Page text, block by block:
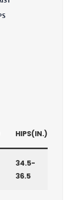
HIPS(IN.)
34.5-
36.5